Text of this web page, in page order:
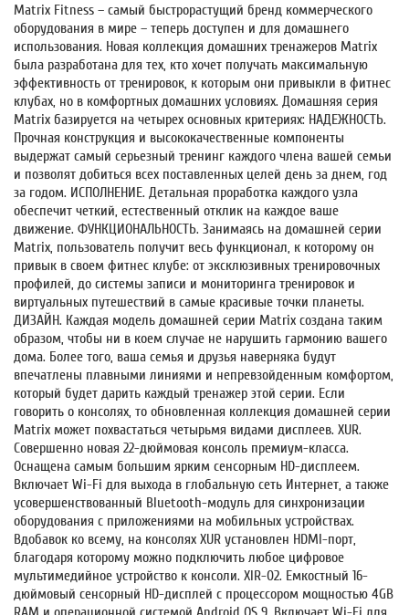
Matrix Fitness – самый быстрорастущий бренд коммерческого
оборудования в мире – теперь доступен и для домашнего
использования. Новая коллекция домашних тренажеров Matrix
была разработана для тех, кто хочет получать максимальную
эффективность от тренировок, к которым они привыкли в фитнес
клубах, но в комфортных домашних условиях. Домашняя серия
Matrix базируется на четырех основных критериях: НАДЕЖНОСТЬ.
Прочная конструкция и высококачественные компоненты
выдержат самый серьезный тренинг каждого члена вашей семьи
и позволят добиться всех поставленных целей день за днем, год
за годом. ИСПОЛНЕНИЕ. Детальная проработка каждого узла
обеспечит четкий, естественный отклик на каждое ваше
движение. ФУНКЦИОНАЛЬНОСТЬ. Занимаясь на домашней серии
Matrix, пользователь получит весь функционал, к которому он
привык в своем фитнес клубе: от эксклюзивных тренировочных
профилей, до системы записи и мониторинга тренировок и
виртуальных путешествий в самые красивые точки планеты.
ДИЗАЙН. Каждая модель домашней серии Matrix создана таким
образом, чтобы ни в коем случае не нарушить гармонию вашего
дома. Более того, ваша семья и друзья наверняка будут
впечатлены плавными линиями и непревзойденным комфортом,
который будет дарить каждый тренажер этой серии. Если
говорить о консолях, то обновленная коллекция домашней серии
Matrix может похвастаться четырьмя видами дисплеев. XUR.
Совершенно новая 22-дюймовая консоль премиум-класса.
Оснащена самым большим ярким сенсорным HD-дисплеем.
Включает Wi-Fi для выхода в глобальную сеть Интернет, а также
усовершенствованный Bluetooth-модуль для синхронизации
оборудования с приложениями на мобильных устройствах.
Вдобавок ко всему, на консолях XUR установлен HDMI-порт,
благодаря которому можно подключить любое цифровое
мультимедийное устройство к консоли. XIR-02. Емкостный 16-
дюймовый сенсорный HD-дисплей с процессором мощностью 4GB